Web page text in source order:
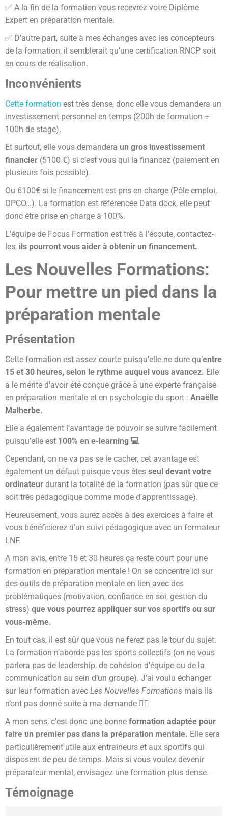
✅ A la fin de la formation vous recevrez votre Diplôme
Expert en préparation mentale.
✅ D’autre part, suite à mes échanges avec les concepteurs
de la formation, il semblerait qu’une certification RNCP soit
en cours de réalisation.
Inconvénients
Cette formation est très dense, donc elle vous demandera un
investissement personnel en temps (200h de formation +
100h de stage).
Et surtout, elle vous demandera un gros investissement
financier (5100 €) si c’est vous qui la financez (paiement en
plusieurs fois possible).
Ou 6100€ si le financement est pris en charge (Pôle emploi,
OPCO…). La formation est référencée Data dock, elle peut
donc être prise en charge à 100%.
L’équipe de Focus Formation est très à l’écoute, contactez-
les, ils pourront vous aider à obtenir un financement.
Les Nouvelles Formations:
Pour mettre un pied dans la
préparation mentale
Présentation
Cette formation est assez courte puisqu’elle ne dure qu’entre
15 et 30 heures, selon le rythme auquel vous avancez. Elle
a le mérite d’avoir été conçue grâce à une experte française
en préparation mentale et en psychologie du sport : Anaëlle
Malherbe.
Elle a également l’avantage de pouvoir se suivre facilement
puisqu’elle est 100% en e-learning 💻
Cependant, on ne va pas se le cacher, cet avantage est
également un défaut puisque vous êtes seul devant votre
ordinateur durant la totalité de la formation (pas sûr que ce
soit très pédagogique comme mode d’apprentissage).
Heureusement, vous aurez accès à des exercices à faire et
vous bénéficierez d’un suivi pédagogique avec un formateur
LNF.
A mon avis, entre 15 et 30 heures ça reste court pour une
formation en préparation mentale ! On se concentre ici sur
des outils de préparation mentale en lien avec des
problématiques (motivation, confiance en soi, gestion du
stress) que vous pourrez appliquer sur vos sportifs ou sur
vous-même.
En tout cas, il est sûr que vous ne ferez pas le tour du sujet.
La formation n’aborde pas les sports collectifs (on ne vous
parlera pas de leadership, de cohésion d’équipe ou de la
communication au sein d’un groupe). J’ai voulu échanger
sur leur formation avec Les Nouvelles Formations mais ils
n’ont pas donné suite à ma demande 🤷‍♂️
A mon sens, c’est donc une bonne formation adaptée pour
faire un premier pas dans la préparation mentale. Elle sera
particulièrement utile aux entraineurs et aux sportifs qui
disposent de peu de temps. Mais si vous voulez devenir
préparateur mental, envisagez une formation plus dense.
Témoignage